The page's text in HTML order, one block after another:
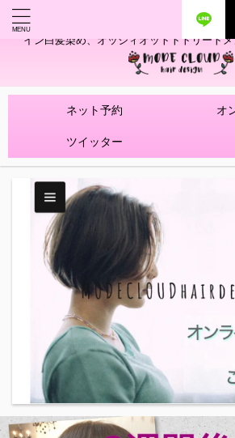
艶ツヤヘアカラー！髪質改善トリートメント
イン白髪染め、オッジィオットトトリートメ
ネット予約 オ
ツイッター